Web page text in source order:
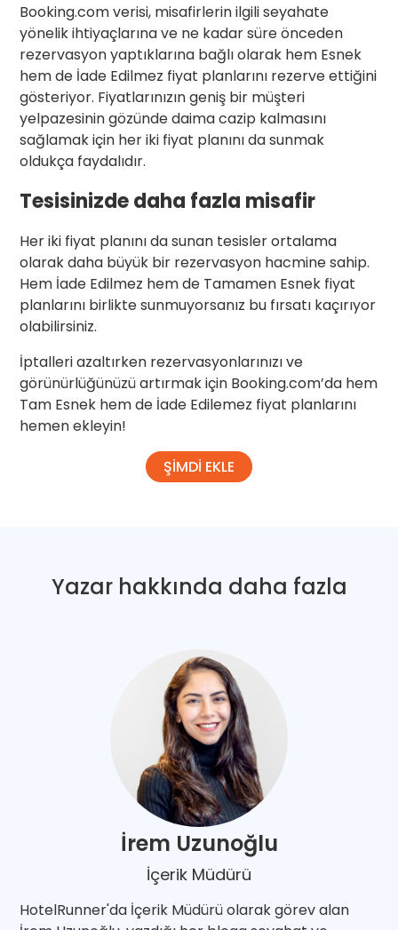
Booking.com verisi, misafirlerin ilgili seyahate
yönelik ihtiyaçlarına ve ne kadar süre önceden
rezervasyon yaptıklarına bağlı olarak hem Esnek
hem de İade Edilmez fiyat planlarını rezerve ettiğini
gösteriyor. Fiyatlarınızın geniş bir müşteri
yelpazesinin gözünde daima cazip kalmasını
sağlamak için her iki fiyat planını da sunmak
oldukça faydalıdır.
Tesisinizde daha fazla misafir
Her iki fiyat planını da sunan tesisler ortalama
olarak daha büyük bir rezervasyon hacmine sahip.
Hem İade Edilmez hem de Tamamen Esnek fiyat
planlarını birlikte sunmuyorsanız bu fırsatı kaçırıyor
olabilirsiniz.
İptalleri azaltırken rezervasyonlarınızı ve
görünürlüğünüzü artırmak için Booking.com’da hem
Tam Esnek hem de İade Edilemez fiyat planlarını
hemen ekleyin!
ŞİMDİ EKLE
Yazar hakkında daha fazla
İrem Uzunoğlu
İçerik Müdürü
HotelRunner'da İçerik Müdürü olarak görev alan